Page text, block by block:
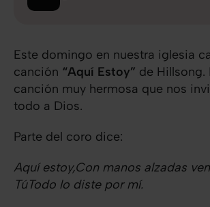
Este domingo en nuestra iglesia
canción “Aquí Estoy” de Hillsong.
canción muy hermosa que nos
todo a Dios.
Parte del coro dice:
Aquí estoy,Con manos alzadas
TúTodo lo diste por mí.